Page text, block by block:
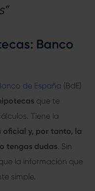
: Banco
de España (BdE)
que te
Tiene la
oficial y, por tanto, la
tengas dudas . Sin
la información que
simple.